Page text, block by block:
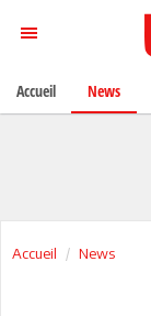
Accueil News
Accueil News